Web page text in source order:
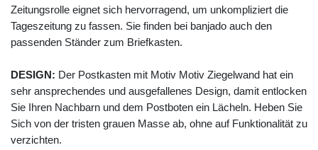
Zeitungsrolle eignet sich hervorragend, um unkompliziert die
Tageszeitung zu fassen. Sie finden bei banjado auch den
passenden Ständer zum Briefkasten.
DESIGN: Der Postkasten mit Motiv Motiv Ziegelwand hat ein
sehr ansprechendes und ausgefallenes Design, damit entlocken
Sie Ihren Nachbarn und dem Postboten ein Lächeln. Heben Sie
Sich von der tristen grauen Masse ab, ohne auf Funktionalität zu
verzichten.